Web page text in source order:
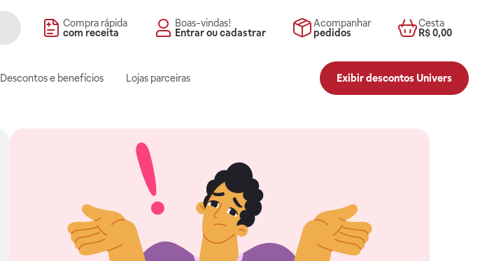
Compra rápida
com receita
Boas-vindas!
Entrar ou cadastrar
Acompanhar
pedidos
Cesta
R$ 0,00
Descontos e benefícios Lojas parceiras Exibir descontos Univers